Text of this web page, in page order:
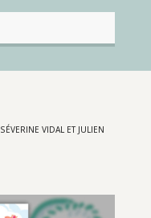
SÉVERINE VIDAL ET JULIEN